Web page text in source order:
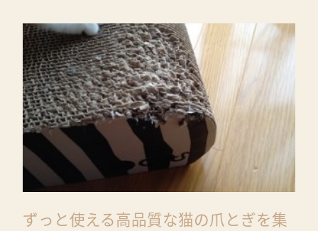
ずっと使える高品質な猫の爪とぎを集